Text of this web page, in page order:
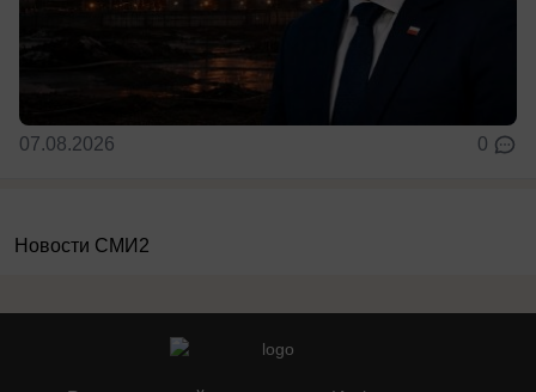
07.08.2026 0
Новости СМИ2